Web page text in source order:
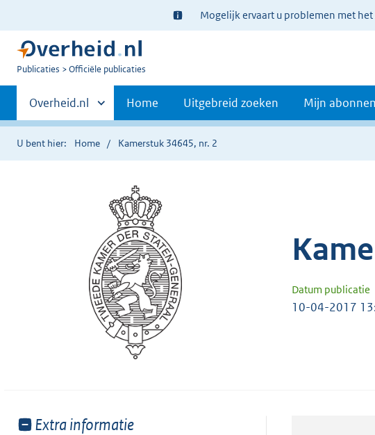
Ter
informatie:
Mogelijk ervaart u problemen met
U
Publicaties Officiële publicaties
Primaire
navigatie
Andere
sites
binnen
Overheid.nl Home Uitgebreid zoeken Mijn
U bent hier: Home Kamerstuk 34645, nr. 2
Datum publicatie
10-04-2017
Toon
Extra informatie